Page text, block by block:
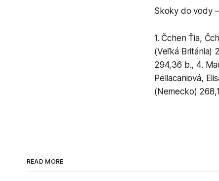
Skoky do vody
1. Čchen Ťia,
(Veľká Británia)
294,36 b., 4.
Pellacaniová,
(Nemecko)
READ MORE